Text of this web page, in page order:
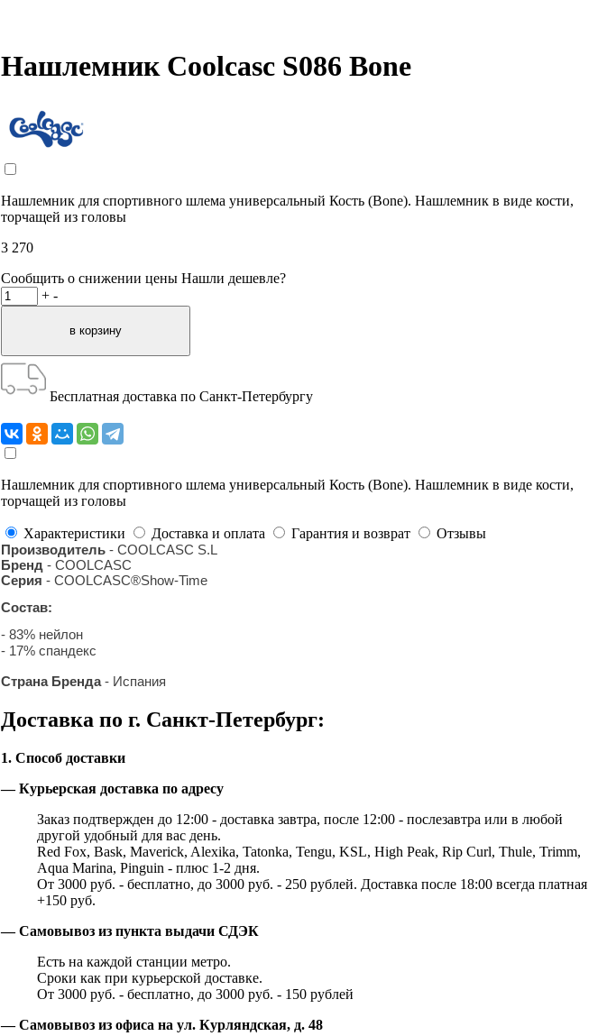
Нашлемник Coolcasc S086 Bone
Нашлемник для спортивного шлема универсальный Кость (Bone). Нашлемник в виде кости,
торчащей из головы
3 270
Сообщить о снижении цены Нашли дешевле?
+ -
Бесплатная доставка по Санкт-Петербургу
Нашлемник для спортивного шлема универсальный Кость (Bone). Нашлемник в виде кости,
торчащей из головы
Характеристики Доставка и оплата Гарантия и возврат
Отзывы
Производитель - COOLCASC S.L
Бренд - COOLCASC
Серия - COOLCASC®Show-Time
Состав:
- 83% нейлон
- 17% спандекс
Страна Бренда- Испания
Доставка по г. Санкт-Петербург:
1. Способ доставки
— Курьерская доставка по адресу
Заказ подтвержден до 12:00 - доставка завтра, после 12:00 - послезавтра или в любой
другой удобный для вас день.
Red Fox, Bask, Maverick, Alexika, Tatonka, Tengu, KSL, High Peak, Rip Curl, Thule, Trimm,
Aqua Marina, Pinguin - плюс 1-2 дня.
От 3000 руб. - бесплатно, до 3000 руб. - 250 рублей. Доставка после 18:00 всегда платная
+150 руб.
— Самовывоз из пункта выдачи СДЭК
Есть на каждой станции метро.
Сроки как при курьерской доставке.
От 3000 руб. - бесплатно, до 3000 руб. - 150 рублей
— Самовывоз из офиса на ул. Курляндская, д. 48